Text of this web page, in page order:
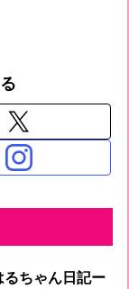
るちゃん日記ー